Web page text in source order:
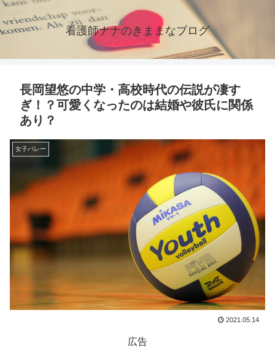
看護師ナナのきままなブログ
長岡望悠の中学・高校時代の伝説が凄す
ぎ！？可愛くなったのは結婚や彼氏に関係
あり？
女子バレー
2021.05.14
広告